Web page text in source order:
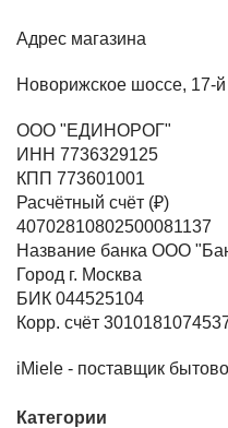
Адрес магазина
Новорижское шоссе, 17-й
ООО "ЕДИНОРОГ"
ИНН 7736329125
КПП 773601001
Расчётный счёт (₽)
40702810802500081137
Название банка ООО
Город г. Москва
БИК 044525104
Корр. счёт
iMiele - поставщик
Категории